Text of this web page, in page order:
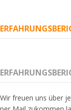
Wir freuen uns über